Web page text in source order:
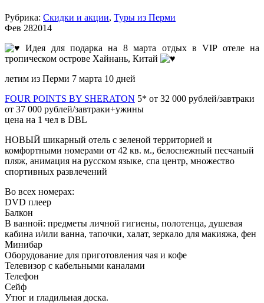
Рубрика: Скидки и акции, Туры из Перми
Фев 282014
Идея для подарка на 8 марта отдых в VIP отеле на
тропическом острове Хайнань, Китай
летим из Перми 7 марта 10 дней
FOUR POINTS BY SHERATON 5* от 32 000 рублей/завтраки
от 37 000 рублей/завтраки+ужины
цена на 1 чел в DBL
НОВЫЙ шикарный отель с зеленой территорией и
комфортными номерами от 42 кв. м., белоснежный песчаный
пляж, анимация на русском языке, спа центр, множество
спортивных развлечений
Во всех номерах:
DVD плеер
Балкон
В ванной: предметы личной гигиены, полотенца, душевая
кабина и/или ванна, тапочки, халат, зеркало для макияжа, фен
Минибар
Оборудование для приготовления чая и кофе
Телевизор с кабельными каналами
Телефон
Сейф
Утюг и гладильная доска.